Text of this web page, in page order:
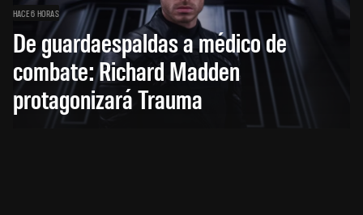
HACE 6 HORAS
De guardaespaldas a médico de
combate: Richard Madden
protagonizará Trauma